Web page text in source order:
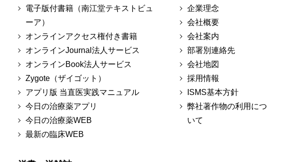
電子版付書籍（南江堂テキストビュ
ーア）
オンラインアクセス権付き書籍
オンラインJournal法人サービス
オンラインBook法人サービス
Zygote（ザイゴット）
アプリ版 当直医実践マニュアル
今日の治療薬アプリ
今日の治療薬WEB
最新の臨床WEB
企業理念
会社概要
会社案内
部署別連絡先
会社地図
採用情報
ISMS基本方針
弊社著作物の利用につ
いて